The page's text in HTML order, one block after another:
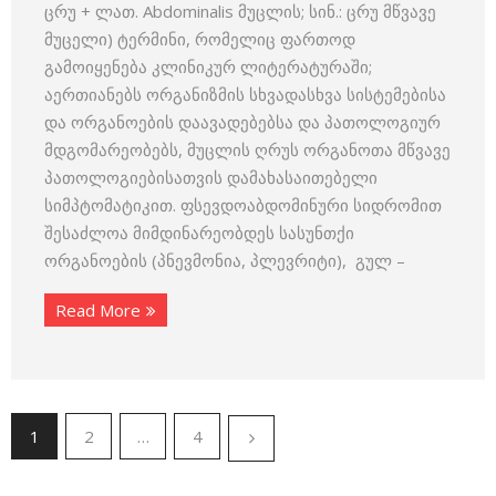
ცრუ + ლათ. Abdominalis მუცლის; სინ.: ცრუ მწვავე
მუცელი) ტერმინი, რომელიც ფართოდ
გამოიყენება კლინიკურ ლიტერატურაში;
აერთიანებს ორგანიზმის სხვადასხვა სისტემებისა
და ორგანოების დაავადებებსა და პათოლოგიურ
მდგომარეობებს, მუცლის ღრუს ორგანოთა მწვავე
პათოლოგიებისათვის დამახასაითებელი
სიმპტომატიკით. ფსევდოაბდომინური სიდრომით
შესაძლოა მიმდინარეობდეს სასუნთქი
ორგანოების (პნევმონია, პლევრიტი), გულ –
Read More
1 2 … 4